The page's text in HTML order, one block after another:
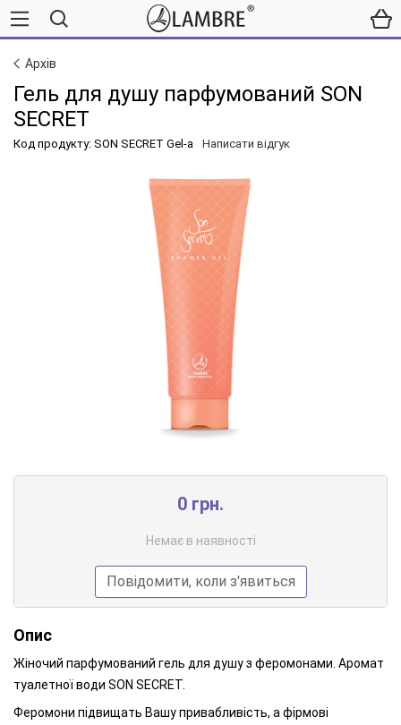
Архів
Гель для душу парфумований SON
SECRET
Код продукту: SON SECRET Gel-a Написати відгук
0 грн.
Немає в наявності
Повідомити, коли з'явиться
Опис
Жіночий парфумований гель для душу з феромонами. Аромат
туалетної води SON SECRET.
Феромони підвищать Вашу привабливість, а фірмові